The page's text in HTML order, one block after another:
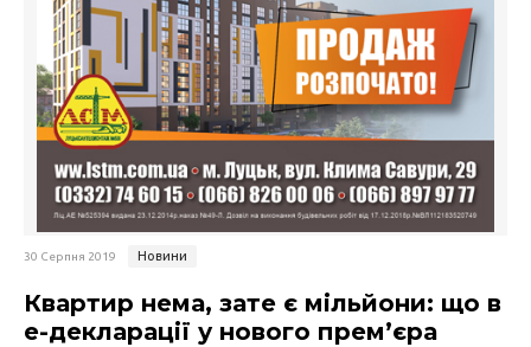
30 Серпня 2019 Новини
Квартир нема, зате є мільйони: що в
е-декларації у нового прем’єра